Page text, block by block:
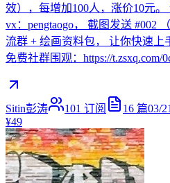
效），每增加100人，涨价10元
vx：pengtaogo， 截图发送 #002
流群 + 绘画资料包， 让你快速上
免费社群围观：https://t.zsxq.com/
Sitin彭涛 101 订阅 16 篇03/21
¥49